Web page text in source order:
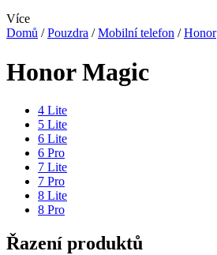
Více
Domů / Pouzdra / Mobilní telefon / Honor
Honor Magic
4 Lite
5 Lite
6 Lite
6 Pro
7 Lite
7 Pro
8 Lite
8 Pro
Řazení produktů